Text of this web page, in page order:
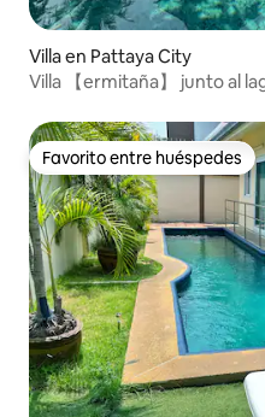
Villa en Pattaya City
Villa 【ermitaña】 junto al
Favorito entre huéspedes
Favorito entre huéspedes